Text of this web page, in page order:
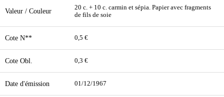
Valeur / Couleur
20 c. + 10 c. carmin et sépia. Papier avec fragments
de fils de soie
Cote N** 0,5 €
Cote Obl. 0,3 €
Date d'émission 01/12/1967